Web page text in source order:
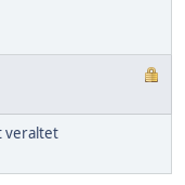
veraltet